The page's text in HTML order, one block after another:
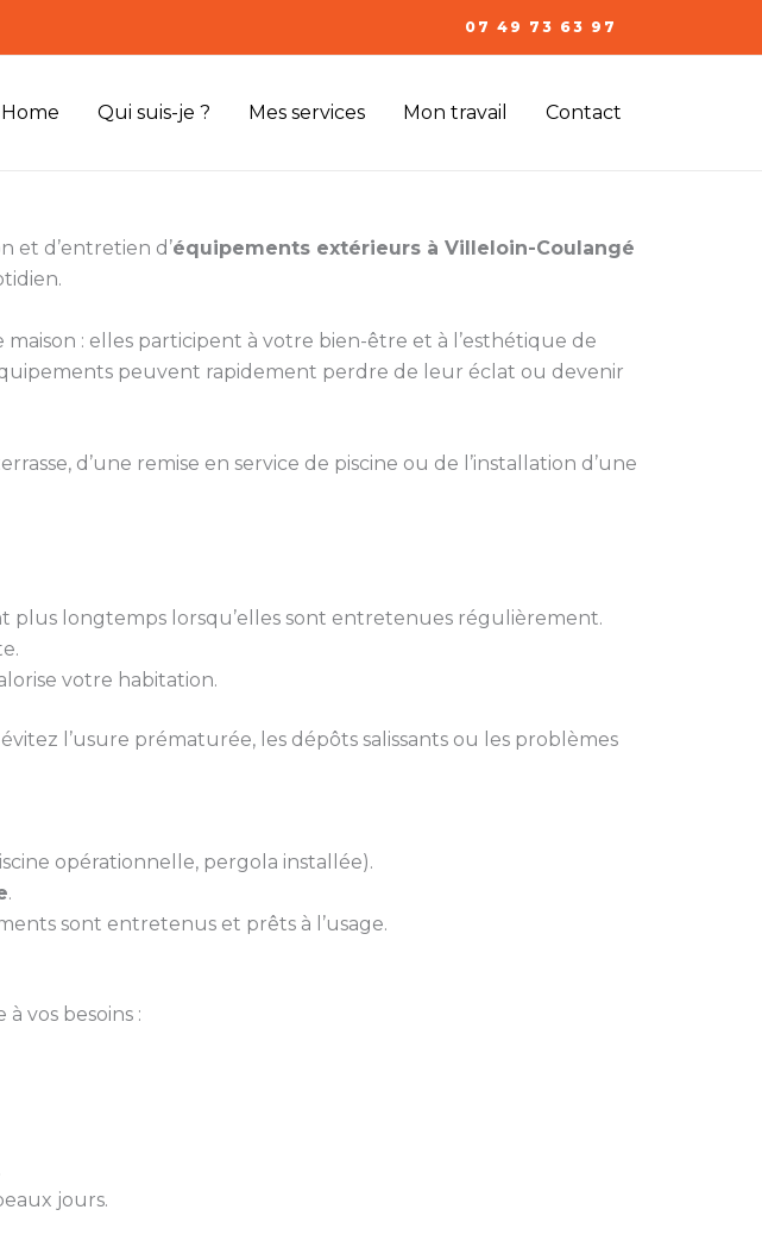
07 49 73 63 97
Home Qui suis-je ? Mes services Mon travail Contact
et d’entretien d’équipements extérieurs à Villeloin-Coulangé
: elles participent à votre bien-être et à l’esthétique de
peuvent rapidement perdre de leur éclat ou devenir
d’une remise en service de piscine ou de l’installation d’une
plus longtemps lorsqu’elles sont entretenues régulièrement.
votre habitation.
évitez l’usure prématurée, les dépôts salissants ou les problèmes
opérationnelle, pergola installée).
.
sont entretenus et prêts à l’usage.
vos besoins :
jours.